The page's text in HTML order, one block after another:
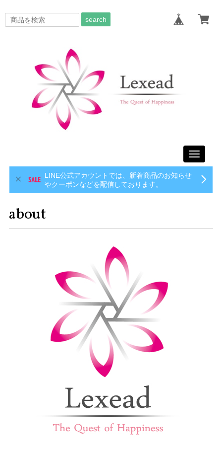
search
Toggle
LINE公式アカウントでは、新着商品のお知らせ
やクーポンなどを配信しております。
about